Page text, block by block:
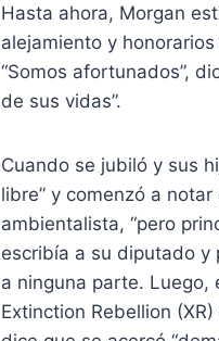
Hasta ahora, Morgan
alejamiento y
“Somos afortunados”,
de sus vidas”.
Cuando se jubiló y sus
libre” y comenzó a
ambientalista, “pero
escribía a su diputado y
a ninguna parte. Luego,
Extinction Rebellion